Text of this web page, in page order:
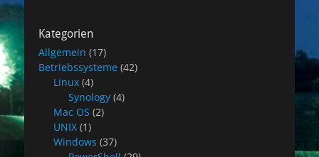
Kategorien
Allgemein (17)
Betriebssysteme (42)
Linux (4)
Synology (4)
Mac OS (2)
UNIX (1)
Windows (37)